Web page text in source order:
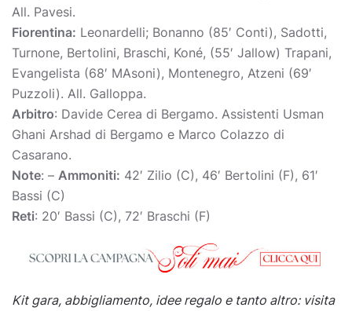
All. Pavesi.
Fiorentina: Leonardelli; Bonanno (85′ Conti), Sadotti,
Turnone, Bertolini, Braschi, Koné, (55′ Jallow) Trapani,
Evangelista (68′ MAsoni), Montenegro, Atzeni (69′
Puzzoli). All. Galloppa.
Arbitro: Davide Cerea di Bergamo. Assistenti Usman
Ghani Arshad di Bergamo e Marco Colazzo di
Casarano.
Note: – Ammoniti: 42′ Zilio (C), 46′ Bertolini (F), 61′
Bassi (C)
Reti: 20′ Bassi (C), 72′ Braschi (F)
Kit gara, abbigliamento, idee regalo e tanto altro: visita